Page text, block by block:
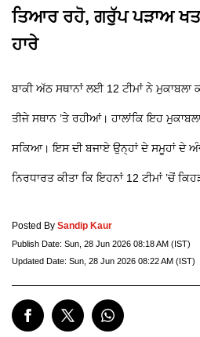
ਤਿਆਰ ਰਹੋ, ਗਰੁੱਪ ਪੜਾਅ
ਹਾਰੇ
ਬਾਕੀ ਅੱਠ ਸਥਾਨਾਂ ਲਈ 12 ਟੀਮਾਂ ਨੇ
ਤੀਜੇ ਸਥਾਨ ’ਤੇ ਰਹੀਆਂ। ਹਾਲਾਂਕਿ ਇਹ
ਸਕਿਆ। ਇਸ ਦੀ ਬਜਾਏ ਉਨ੍ਹਾਂ ਦੇ ਸਮੂਹਾਂ ਦੇ
ਨਿਰਧਾਰਤ ਕੀਤਾ ਕਿ ਇਹਨਾਂ 12 ਟੀਮਾਂ ’ਚੋਂ
Posted By Sandip Kaur
Publish Date: Sun, 28 Jun 2026 08:18 AM (IST)
Updated Date: Sun, 28 Jun 2026 08:22 AM (IST)